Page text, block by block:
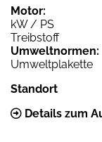
Motor:
kW / PS
Treibstoff
Umweltnormen:
Umweltplakette
Standort
Details zum